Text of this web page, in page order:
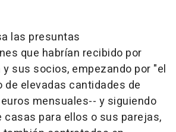
las presuntas
que habrían recibido por
sus socios, empezando por "el
de elevadas cantidades de
mensuales-- y siguiendo
casas para ellos o sus parejas,